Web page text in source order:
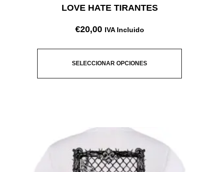
LOVE HATE TIRANTES
€20,00 IVA Incluido
SELECCIONAR OPCIONES